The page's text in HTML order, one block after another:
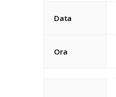
Data
Ora